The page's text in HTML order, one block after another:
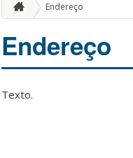
Endereço
Endereço
Texto.